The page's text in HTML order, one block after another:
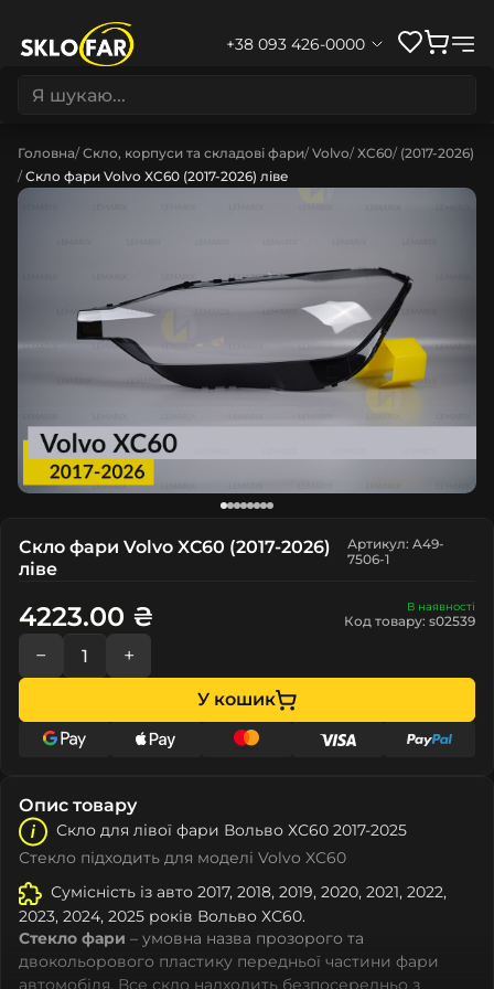
+38 093 426-0000
Головна Скло, корпуси та складові фари Volvo XC60 (2017-2026)
Скло фари Volvo XC60 (2017-2026) ліве
Скло фари Volvo XC60 (2017-2026)
ліве
Артикул: A49-
7506-1
В наявності
Код товару: s02539
4223.00 ₴
− +
У кошик
Опис товару
Скло для лівої фари Вольво ХС60 2017-2025
Стекло підходить для моделі Volvo XC60
Сумісність із авто 2017, 2018, 2019, 2020, 2021, 2022,
2023, 2024, 2025 років Вольво ХС60.
Стекло фари – умовна назва прозорого та
двокольорового пластику передньої частини фари
автомобіля. Все скло надходить безпосередньо з